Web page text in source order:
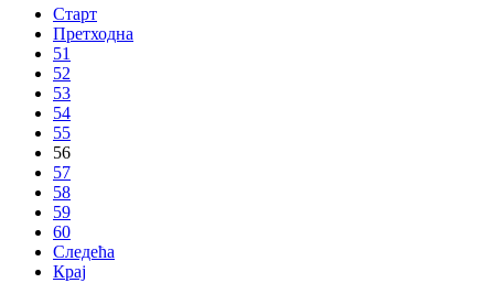
Старт
Претходна
51
52
53
54
55
56
57
58
59
60
Следећа
Крај